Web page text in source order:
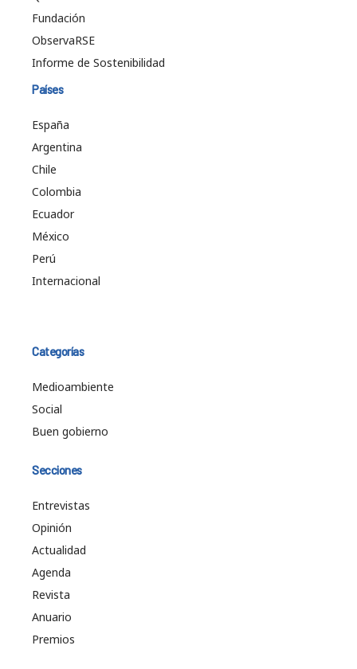
Fundación
ObservaRSE
Informe de Sostenibilidad
Países
España
Argentina
Chile
Colombia
Ecuador
México
Perú
Internacional
Categorías
Medioambiente
Social
Buen gobierno
Secciones
Entrevistas
Opinión
Actualidad
Agenda
Revista
Anuario
Premios